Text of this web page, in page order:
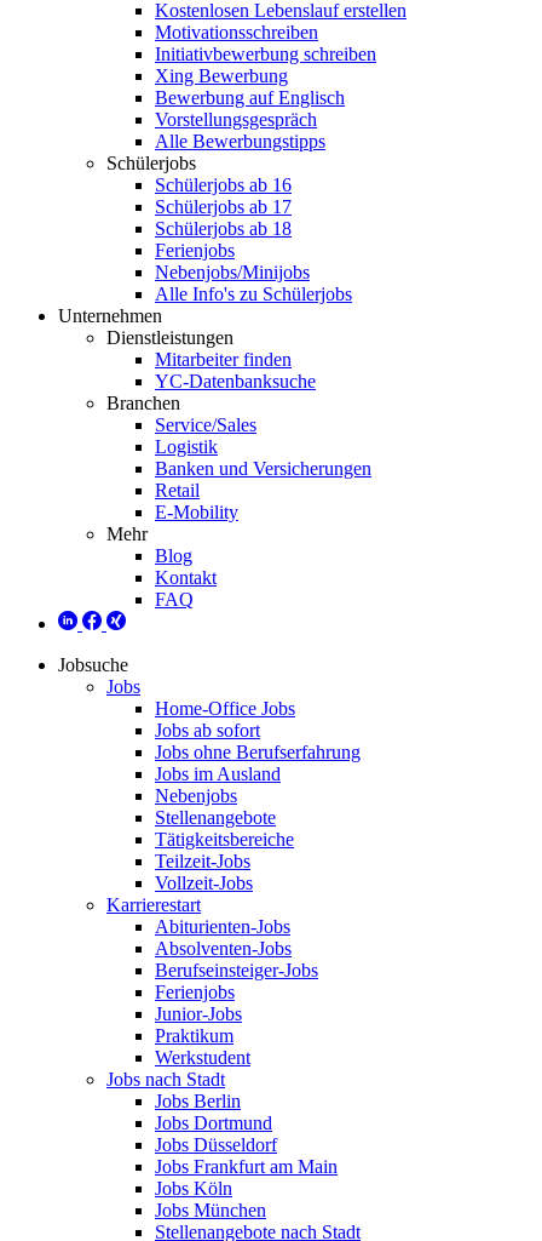
Kostenlosen Lebenslauf erstellen
Motivationsschreiben
Initiativbewerbung schreiben
Xing Bewerbung
Bewerbung auf Englisch
Vorstellungsgespräch
Alle Bewerbungstipps
Schülerjobs
Schülerjobs ab 16
Schülerjobs ab 17
Schülerjobs ab 18
Ferienjobs
Nebenjobs/Minijobs
Alle Info's zu Schülerjobs
Unternehmen
Dienstleistungen
Mitarbeiter finden
YC-Datenbanksuche
Branchen
Service/Sales
Logistik
Banken und Versicherungen
Retail
E-Mobility
Mehr
Blog
Kontakt
FAQ
Jobsuche
Jobs
Home-Office Jobs
Jobs ab sofort
Jobs ohne Berufserfahrung
Jobs im Ausland
Nebenjobs
Stellenangebote
Tätigkeitsbereiche
Teilzeit-Jobs
Vollzeit-Jobs
Karrierestart
Abiturienten-Jobs
Absolventen-Jobs
Berufseinsteiger-Jobs
Ferienjobs
Junior-Jobs
Praktikum
Werkstudent
Jobs nach Stadt
Jobs Berlin
Jobs Dortmund
Jobs Düsseldorf
Jobs Frankfurt am Main
Jobs Köln
Jobs München
Stellenangebote nach Stadt